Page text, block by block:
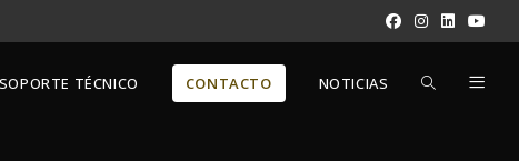
SOPORTE TÉCNICO CONTACTO NOTICIAS ALTERNAR